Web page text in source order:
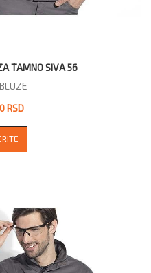
TAMNO SIVA 56
RSD